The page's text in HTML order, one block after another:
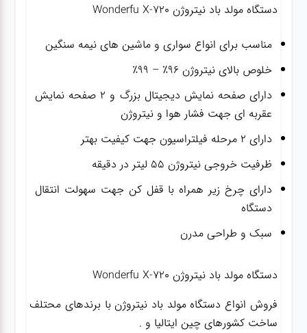
دستگاه مولد باد نیتروژن Wonderfu X-720
مناسب برای انواع سواری و ماشین های نیمه سنگین
خلوص بالای نیتروژن ۹۶٪ – ۹۹٪
دارای صفحه نمایش دیجیتال بزرگ و ۲ صفحه نمایش
عقربه ای جهت فشار هوا و نیتروژن
دارای ۲ مرحله فیلتراسیون جهت کیفیت بهتر
ظرفیت خروجی نیتروژن ۵۵ لیتر در دقیقه
دارای چرخ زیر همراه با قفل کن جهت سهولت انتقال
دستگاه
سبک و طراحی مدرن
دستگاه مولد باد نیتروژن Wonderfu X-720
فروش انواع دستگاه مولد باد نیتروژن با برندهای محتلف
ساخت کشورهای چین ایتالیا و .